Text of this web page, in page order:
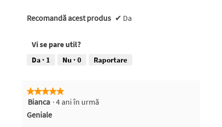
Recomandă acest produs ✔ Da
Vi se pare util?
Da · 1 Nu · 0 Raportare
★★★★★
★★★★★
5
5
Bianca · 4 ani în urmă
Geniale